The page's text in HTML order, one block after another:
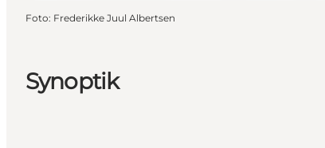
Synoptik
Foto: Frederikke Juul Albertsen